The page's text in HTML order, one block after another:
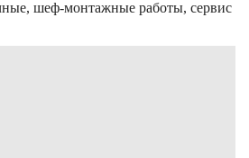
шеф-монтажные работы, сервис